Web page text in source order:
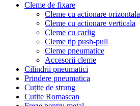
Cleme de fixare
Cleme cu actionare orizontala
Cleme cu actionare verticala
Cleme cu carlig
Cleme tip push-pull
Cleme pneumatice
Accesorii cleme
Cilindrii pneumatici
Prindere pneumatica
Cuțite de strung
Cutite Romascan